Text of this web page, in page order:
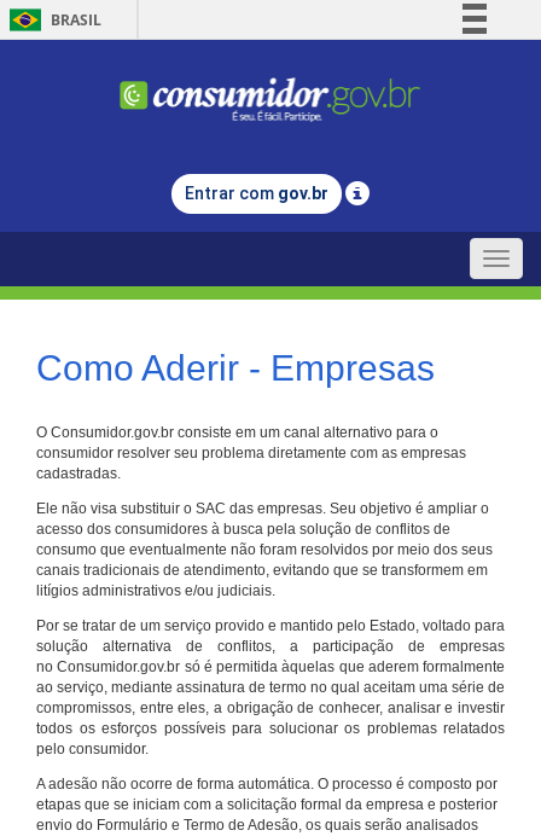
BRASIL
Comunica BR
Legislação
Entrar com gov.br
Toggle
Como Aderir - Empresas
O Consumidor.gov.br consiste em um canal alternativo para o
consumidor resolver seu problema diretamente com as empresas
cadastradas.
Ele não visa substituir o SAC das empresas. Seu objetivo é ampliar o
acesso dos consumidores à busca pela solução de conflitos de
consumo que eventualmente não foram resolvidos por meio dos seus
canais tradicionais de atendimento, evitando que se transformem em
litígios administrativos e/ou judiciais.
Por se tratar de um serviço provido e mantido pelo Estado, voltado para
solução alternativa de conflitos, a participação de empresas
no Consumidor.gov.br só é permitida àquelas que aderem formalmente
ao serviço, mediante assinatura de termo no qual aceitam uma série de
compromissos, entre eles, a obrigação de conhecer, analisar e investir
todos os esforços possíveis para solucionar os problemas relatados
pelo consumidor.
A adesão não ocorre de forma automática. O processo é composto por
etapas que se iniciam com a solicitação formal da empresa e posterior
envio do Formulário e Termo de Adesão, os quais serão analisados